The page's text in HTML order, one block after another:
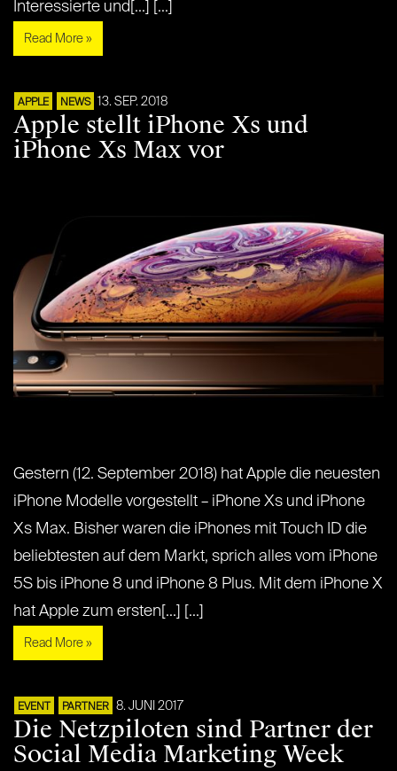
Interessierte und[...] [...]
Read More »
APPLE NEWS 13. SEP. 2018
Apple stellt iPhone Xs und
iPhone Xs Max vor
Gestern (12. September 2018) hat Apple die neuesten
iPhone Modelle vorgestellt – iPhone Xs und iPhone
Xs Max. Bisher waren die iPhones mit Touch ID die
beliebtesten auf dem Markt, sprich alles vom iPhone
5S bis iPhone 8 und iPhone 8 Plus. Mit dem iPhone X
hat Apple zum ersten[...] [...]
Read More »
EVENT PARTNER 8. JUNI 2017
Die Netzpiloten sind Partner der
Social Media Marketing Week